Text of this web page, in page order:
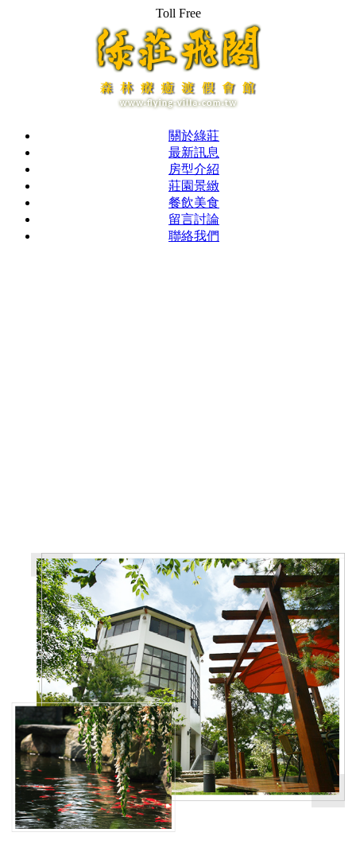
Toll Free
關於綠莊
最新訊息
房型介紹
莊園景緻
餐飲美食
留言討論
聯絡我們